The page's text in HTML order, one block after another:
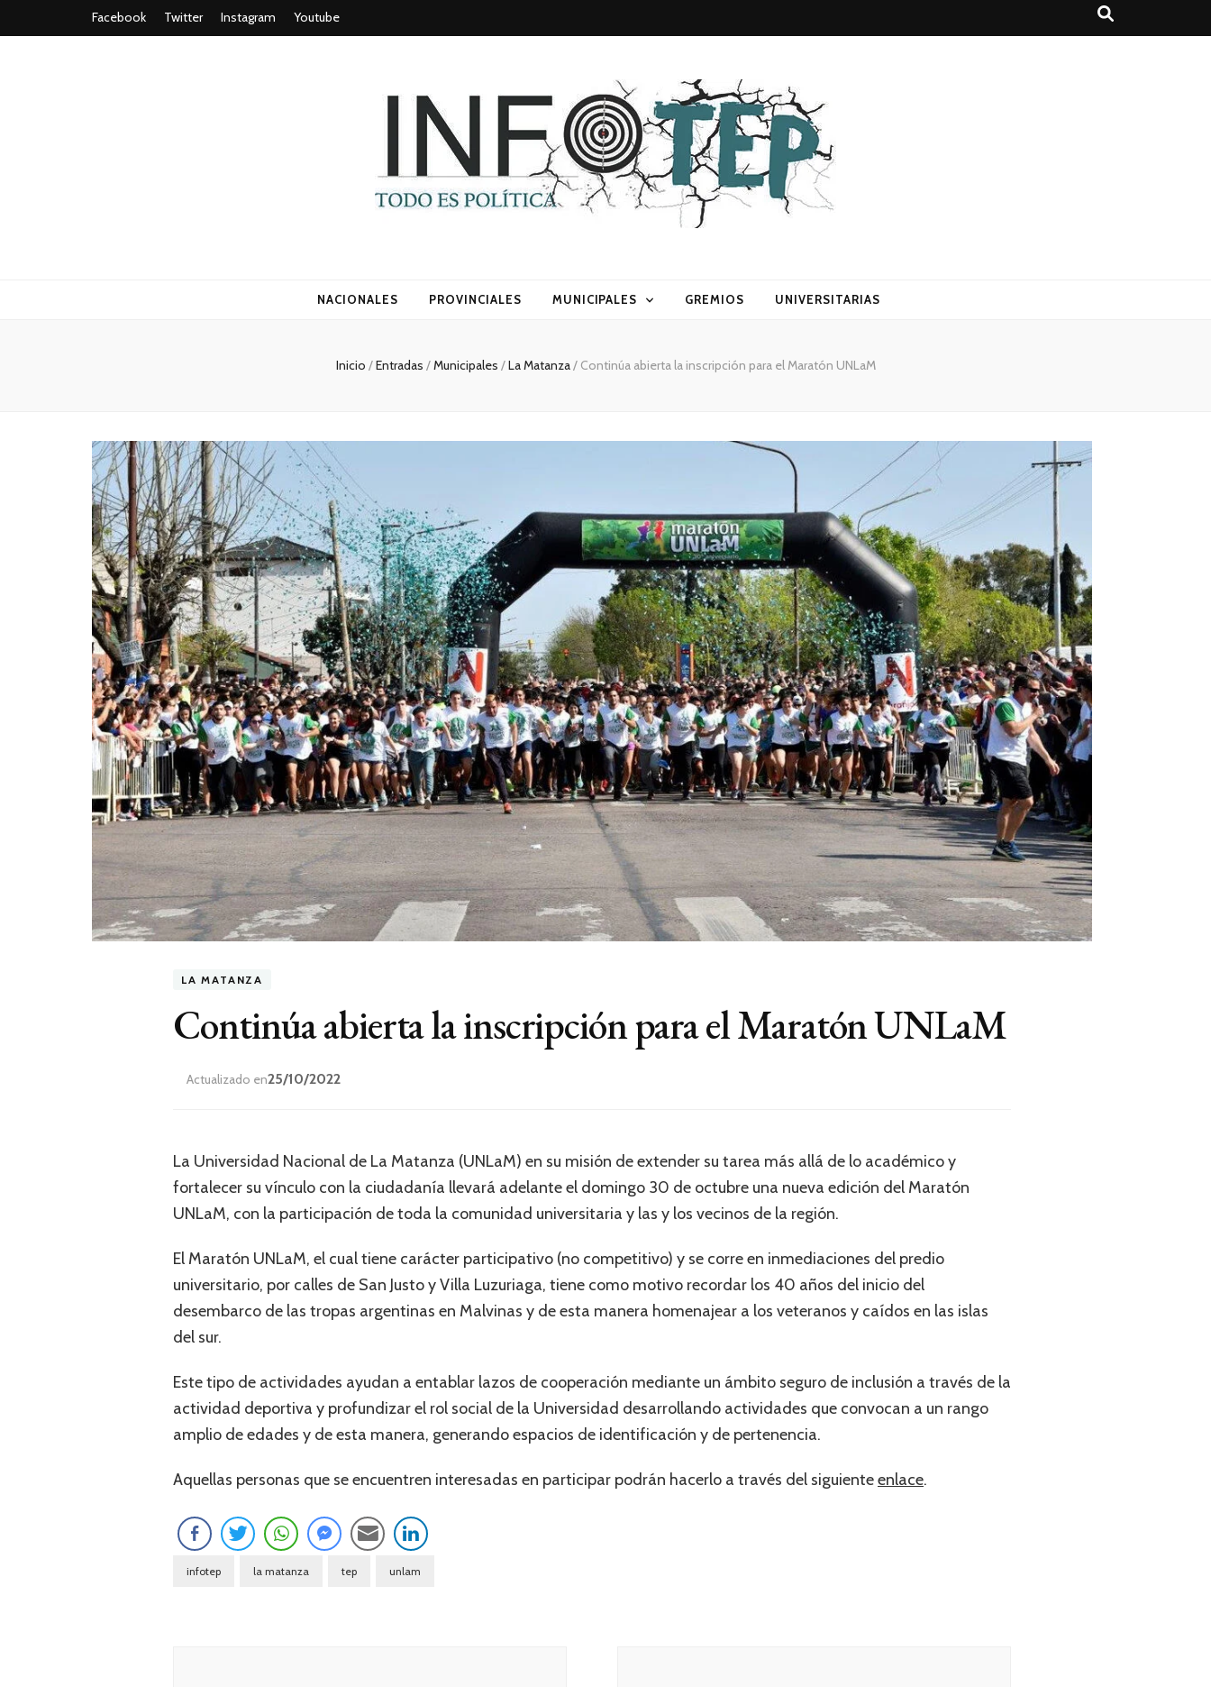
Facebook Twitter Instagram Youtube
Todo es (rosca) política
NACIONALES PROVINCIALES MUNICIPALES GREMIOS UNIVERSITARIAS
Inicio /Entradas /Municipales /La Matanza/ Continúa abierta la inscripción para el Maratón UNLaM
LA MATANZA
Continúa abierta la inscripción para el Maratón UNLaM
Actualizado en25/10/2022
La Universidad Nacional de La Matanza (UNLaM) en su misión de extender su tarea más allá de lo académico y
fortalecer su vínculo con la ciudadanía llevará adelante el domingo 30 de octubre una nueva edición del Maratón
UNLaM, con la participación de toda la comunidad universitaria y las y los vecinos de la región.
El Maratón UNLaM, el cual tiene carácter participativo (no competitivo) y se corre en inmediaciones del predio
universitario, por calles de San Justo y Villa Luzuriaga, tiene como motivo recordar los 40 años del inicio del
desembarco de las tropas argentinas en Malvinas y de esta manera homenajear a los veteranos y caídos en las islas
del sur.
Este tipo de actividades ayudan a entablar lazos de cooperación mediante un ámbito seguro de inclusión a través de la
actividad deportiva y profundizar el rol social de la Universidad desarrollando actividades que convocan a un rango
amplio de edades y de esta manera, generando espacios de identificación y de pertenencia.
Aquellas personas que se encuentren interesadas en participar podrán hacerlo a través del siguienteenlace.
infotep la matanza tep unlam